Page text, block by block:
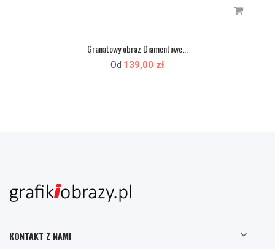
Granatowy obraz Diamentowe...
Od 139,00 zł
KONTAKT Z NAMI 